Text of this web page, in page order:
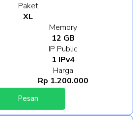
Paket
XL
Memory
12 GB
IP Public
1 IPv4
Harga
Rp 1.200.000
Pesan